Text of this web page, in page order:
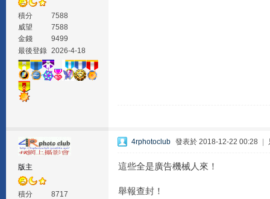
積分
7588
威望
7588
金錢
9499
最後登錄 2026-4-18
版主
積分
8717
4rphotoclub 發表於 2018-12-22 00:28
這些全是廣告機械人來！
舉報查封！